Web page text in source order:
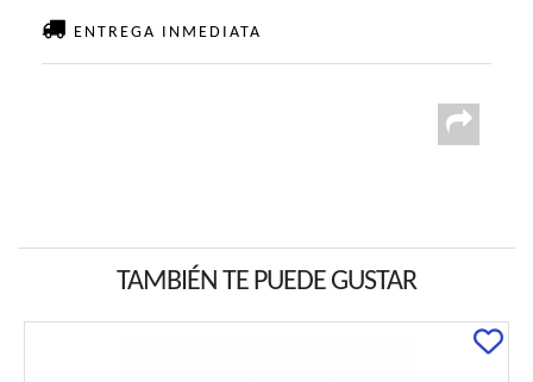
ENTREGA INMEDIATA
TAMBIÉN TE PUEDE GUSTAR